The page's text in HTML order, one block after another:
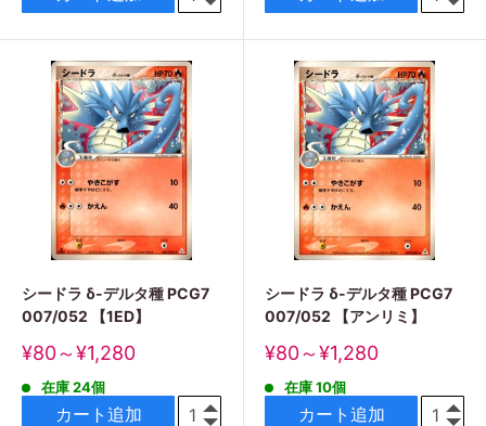
シードラ δ-デルタ種 PCG7
007/052 【1ED】
販
価
¥80～¥1,280
在庫 24個
カート追加
シードラ δ-デルタ種 PCG7
007/052 【アンリミ】
販
価
¥80～¥1,280
在庫 10個
カート追加